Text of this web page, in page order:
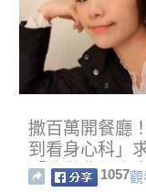
撒百萬開餐廳
到看身心科」
「連做夢都會害
1057觀